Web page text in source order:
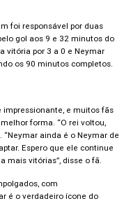
foi responsável por duas
gol aos 9 e 32 minutos do
vitória por 3 a 0 e Neymar
os 90 minutos completos.
e muitos fãs
forma. “O rei voltou,
“Neymar ainda é o Neymar de
Espero que ele continue
mais vitórias”, disse o fã.
com
é o verdadeiro ícone do